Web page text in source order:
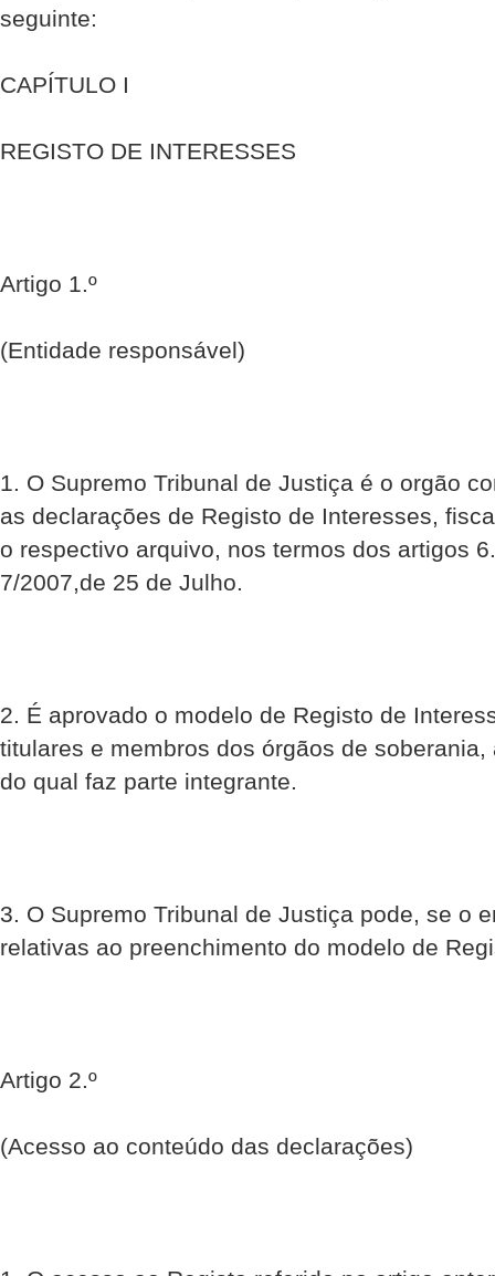
seguinte:
CAPÍTULO I
REGISTO DE INTERESSES
Artigo 1.º
(Entidade responsável)
1. O Supremo Tribunal de Justiça é o orgão
as declarações de Registo de Interesses,
o respectivo arquivo, nos termos dos artigos
7/2007,de 25 de Julho.
2. É aprovado o modelo de Registo de
titulares e membros dos órgãos de
do qual faz parte integrante.
3. O Supremo Tribunal de Justiça pode, se o
relativas ao preenchimento do modelo de
Artigo 2.º
(Acesso ao conteúdo das declarações)